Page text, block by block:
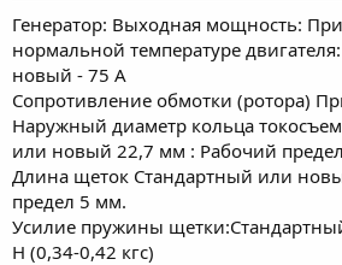
Генератор: Выходная мощность:
нормальной температуре
новый - 75 A
Сопротивление обмотки (ротора)
Наружный диаметр кольца
или новый 22,7 мм : Рабочий
Длина щеток Стандартный или
предел 5 мм.
Усилие пружины
Н (0,34-0,42 кгс)